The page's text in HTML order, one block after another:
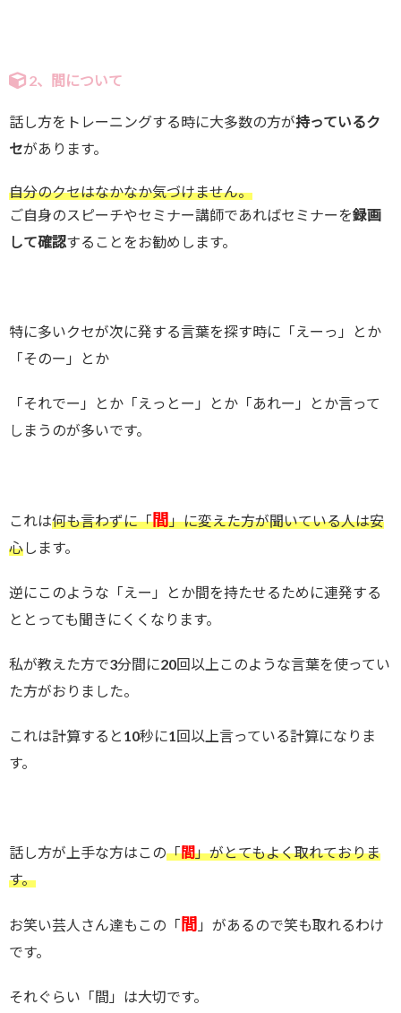
2、間について
話し方をトレーニングする時に大多数の方が持っているク
セがあります。
自分のクセはなかなか気づけません。
ご自身のスピーチやセミナー講師であればセミナーを録画
して確認することをお勧めします。
特に多いクセが次に発する言葉を探す時に「えーっ」とか
「そのー」とか
「それでー」とか「えっとー」とか「あれー」とか言って
しまうのが多いです。
これは何も言わずに「間」に変えた方が聞いている人は安
心します。
逆にこのような「えー」とか間を持たせるために連発する
ととっても聞きにくくなります。
私が教えた方で3分間に20回以上このような言葉を使ってい
た方がおりました。
これは計算すると10秒に1回以上言っている計算になりま
す。
話し方が上手な方はこの「間」がとてもよく取れておりま
す。
お笑い芸人さん達もこの「 間 」があるので笑も取れるわけ
です。
それぐらい「間」は大切です。